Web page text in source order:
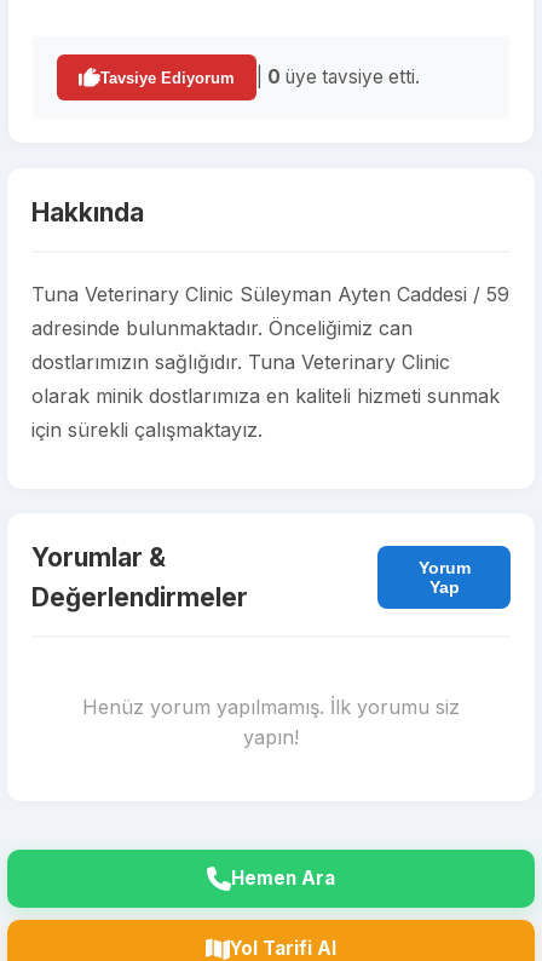
Tavsiye Ediyorum 0 üye tavsiye etti.
Hakkında
Tuna Veterinary Clinic Süleyman Ayten Caddesi / 59
adresinde bulunmaktadır. Önceliğimiz can
dostlarımızın sağlığıdır. Tuna Veterinary Clinic
olarak minik dostlarımıza en kaliteli hizmeti sunmak
için sürekli çalışmaktayız.
Yorumlar &
Değerlendirmeler
Yorum
Yap
Henüz yorum yapılmamış. İlk yorumu siz
yapın!
Hemen Ara
Yol Tarifi Al